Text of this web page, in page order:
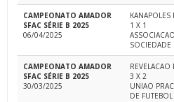
CAMPEONATO AMADOR
SFAC SÉRIE B 2025
06/04/2025
KANAPOLES
1 X 1
SOCIEDADE
CAMPEONATO AMADOR
SFAC SÉRIE B 2025
30/03/2025
REVELACAO
3 X 2
UNIAO
DE FUTEBOL